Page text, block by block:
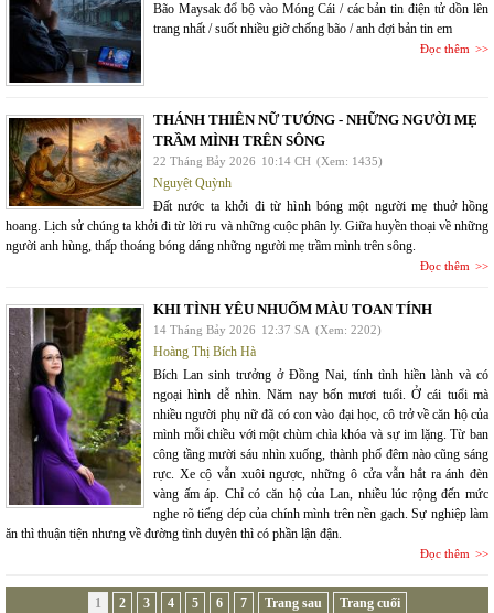
Bão Maysak đổ bộ vào Móng Cái / các bản tin điện tử dồn lên
trang nhất / suốt nhiều giờ chống bão / anh đợi bản tin em
Đọc thêm
THÁNH THIÊN NỮ TƯỚNG - NHỮNG NGƯỜI MẸ
TRẦM MÌNH TRÊN SÔNG
22 Tháng Bảy 2026 10:14 CH (Xem: 1435)
Nguyệt Quỳnh
Đất nước ta khởi đi từ hình bóng một người mẹ thuở hồng
hoang. Lịch sử chúng ta khởi đi từ lời ru và những cuộc phân ly. Giữa huyền thoại về những
người anh hùng, thấp thoáng bóng dáng những người mẹ trầm mình trên sông.
Đọc thêm
KHI TÌNH YÊU NHUỐM MÀU TOAN TÍNH
14 Tháng Bảy 2026 12:37 SA (Xem: 2202)
Hoàng Thị Bích Hà
Bích Lan sinh trưởng ở Đồng Nai, tính tình hiền lành và có
ngoại hình dễ nhìn. Năm nay bốn mươi tuổi. Ở cái tuổi mà
nhiều người phụ nữ đã có con vào đại học, cô trở về căn hộ của
mình mỗi chiều với một chùm chìa khóa và sự im lặng. Từ ban
công tầng mười sáu nhìn xuống, thành phố đêm nào cũng sáng
rực. Xe cộ vẫn xuôi ngược, những ô cửa vẫn hắt ra ánh đèn
vàng ấm áp. Chỉ có căn hộ của Lan, nhiều lúc rộng đến mức
nghe rõ tiếng dép của chính mình trên nền gạch. Sự nghiệp làm
ăn thì thuận tiện nhưng về đường tình duyên thì có phần lận đận.
Đọc thêm
1 2 3 4 5 6 7 Trang sau Trang cuối